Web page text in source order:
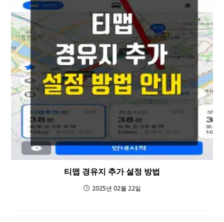
티맵 경유지 추가 설정 방법
2025년 02월 22일